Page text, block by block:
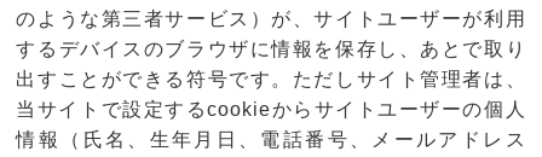
のような第三者サービス）が、サイトユーザーが利用
するデバイスのブラウザに情報を保存し、あとで取り
出すことができる符号です。ただしサイト管理者は、
当サイトで設定するcookieからサイトユーザーの個人
情報（氏名、生年月日、電話番号、メールアドレス